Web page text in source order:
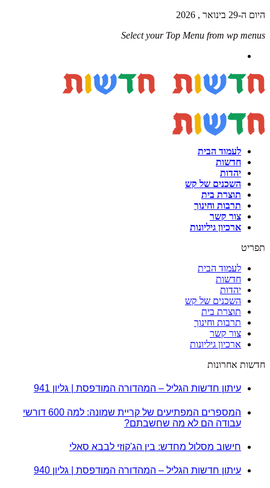
היום ה-29 בינואר , 2026
Select your Top Menu from wp menus
לעמוד הבית
חדשות
יהדות
השכנים של קש
תוצרת בית
תרבות וחינוך
צור קשר
ארכיון גיליונות
תפריט
לעמוד הבית
חדשות
יהדות
השכנים של קש
תוצרת בית
תרבות וחינוך
צור קשר
ארכיון גיליונות
חדשות אחרונות
עיתון חדשות הגליל – המהדורה המודפסת | גליון 941
המספרים המפתיעים של קריית שמונה: למה 600 דורשי
עבודה הם לא מה שחשבתם?
חישוב מסלול מחדש: בין הג'קוזי לבבא סאלי
עיתון חדשות הגליל – המהדורה המודפסת | גליון 940